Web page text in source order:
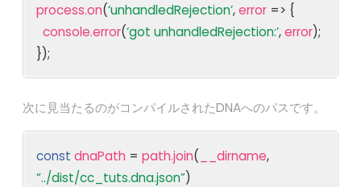
process.on(‘unhandledRejection’,error => {
console.error(‘got unhandledRejection:’,error);
});
次に見当たるのがコンパイルされたDNAへのパスです。
const dnaPath =path.join( __dirname,
“../dist/cc_tuts.dna.json”)